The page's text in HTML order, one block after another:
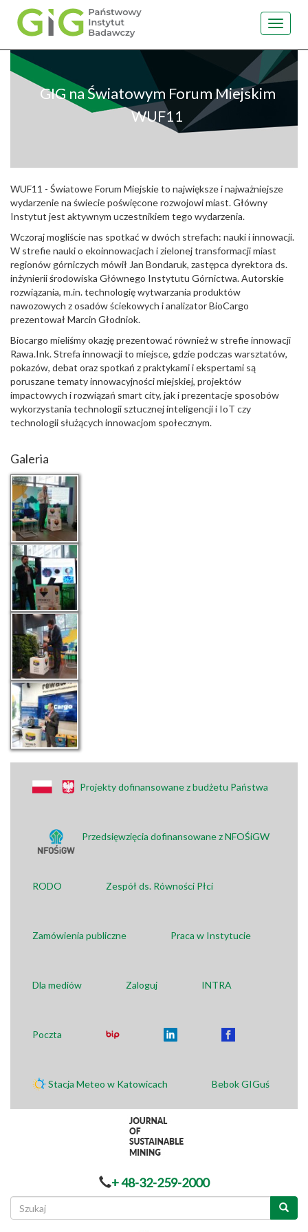
Przejdź
treści
Toggle
GIG na Światowym Forum Miejskim
WUF11
WUF11 - Światowe Forum Miejskie to największe i najważniejsze
wydarzenie na świecie poświęcone rozwojowi miast. Główny
Instytut jest aktywnym uczestnikiem tego wydarzenia.
Wczoraj mogliście nas spotkać w dwóch strefach: nauki i innowacji.
W strefie nauki o ekoinnowacjach i zielonej transformacji miast
regionów górniczych mówił Jan Bondaruk, zastępca dyrektora ds.
inżynierii środowiska Głównego Instytutu Górnictwa. Autorskie
rozwiązania, m.in. technologię wytwarzania produktów
nawozowych z osadów ściekowych i analizator BioCargo
prezentował Marcin Głodniok.
Biocargo mieliśmy okazję prezentować również w strefie innowacji
Rawa.Ink. Strefa innowacji to miejsce, gdzie podczas warsztatów,
pokazów, debat oraz spotkań z praktykami i ekspertami są
poruszane tematy innowacyjności miejskiej, projektów
impactowych i rozwiązań smart city, jak i prezentacje sposobów
wykorzystania technologii sztucznej inteligencji i IoT czy
technologii służących innowacjom społecznym.
Galeria
Projekty dofinansowane z budżetu Państwa
Przedsięwzięcia dofinansowane z NFOŚiGW
RODO Zespół ds. Równości Płci
Zamówienia publiczne Praca w Instytucie
Dla mediów Zaloguj INTRA
Poczta
Stacja Meteo w Katowicach Bebok GIGuś
+ 48-32-259-2000
Formularz